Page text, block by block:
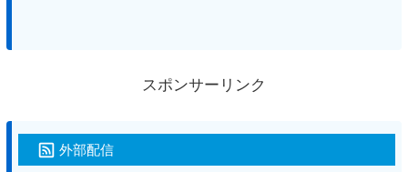
スポンサーリンク
外部配信